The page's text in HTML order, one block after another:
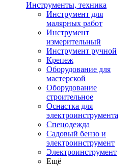
Инструменты, техника
Инструмент для
малярных работ
Инструмент
измерительный
Инструмент ручной
Крепеж
Оборудование для
мастерской
Оборудование
строительное
Оснастка для
электроинструмента
Спецодежда
Садовый бензо и
электроинструмент
Электроинструмент
Ещё